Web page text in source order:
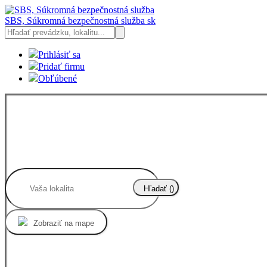
SBS, Súkromná bezpečnostná služba sk
Prihlásiť sa
Pridať firmu
Obľúbené
Hľadať ()
Zobraziť na mape